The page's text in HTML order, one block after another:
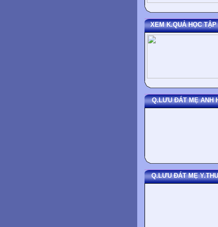
XEM K.QUẢ HỌC TẬP
Q.LƯU ĐÁT MẸ ANH
Q.LƯU ĐÁT MẸ